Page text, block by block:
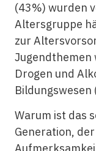
(43%) wurden
Altersgruppe
zur
Jugendthemen
Drogen und
Bildungswesen
Warum ist das
Generation,